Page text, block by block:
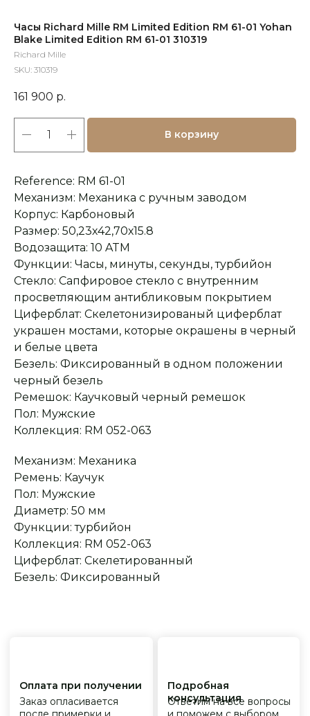
Часы Richard Mille RM Limited Edition RM 61-01 Yohan
Blake Limited Edition RM 61-01 310319
Richard Mille
SKU: 310319
161 900 р.
В корзину
Reference: RM 61-01
Механизм: Механика с ручным заводом
Корпус: Карбоновый
Размер: 50,23х42,70х15.8
Водозащита: 10 ATM
Функции: Часы, минуты, секунды, турбийон
Стекло: Сапфировое стекло с внутренним
просветляющим антибликовым покрытием
Циферблат: Скелетонизированый циферблат
украшен мостами, которые окрашены в черный
и белые цвета
Безель: Фиксированный в одном положении
черный безель
Ремешок: Каучковый черный ремешок
Пол: Мужские
Коллекция: RM 052-063
Механизм: Механика
Ремень: Каучук
Пол: Мужские
Диаметр: 50 мм
Функции: турбийон
Коллекция: RM 052-063
Циферблат: Скелетированный
Безель: Фиксированный
Оплата при получении
Заказ опласивается
после примерки и
осмотра товара
Подробная
Сервисное
обслуживание
На все товары
распространяется
гарантийные